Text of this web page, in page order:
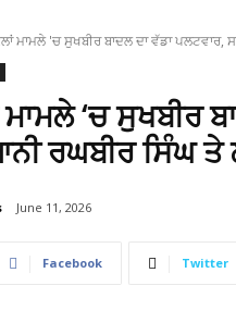
ਮਾਮਲੇ 'ਚ ਸੁਖਬੀਰ ਬਾਦਲ ਦਾ ਵੱਡਾ ਪਲਟਵਾਰ,
‘ਚ ਸੁਖਬੀਰ
ਰਘਬੀਰ ਸਿੰਘ ਤੇ
June 11, 2026
Facebook Twitter